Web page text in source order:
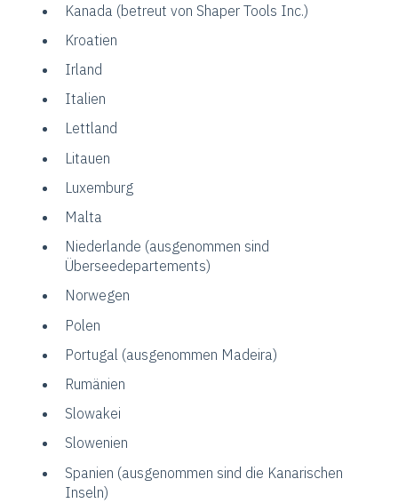
Kanada (betreut von Shaper Tools Inc.)
Kroatien
Irland
Italien
Lettland
Litauen
Luxemburg
Malta
Niederlande (ausgenommen sind
Überseedepartements)
Norwegen
Polen
Portugal (ausgenommen Madeira)
Rumänien
Slowakei
Slowenien
Spanien (ausgenommen sind die Kanarischen
Inseln)